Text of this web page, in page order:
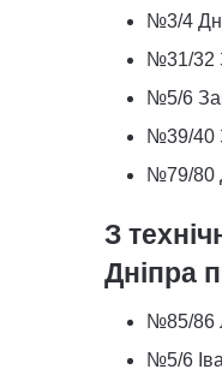
№3/4
№31/32
№5/6
№39/40
№79/80
З
Дніпра
№85/86
№5/6